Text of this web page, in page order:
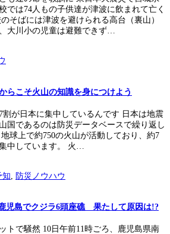
では74人もの子供達が津波に飲まれて亡く
そばには津波を避けられる高台（裏山）
大川小の児童は避難できず…
らこそ火山の知識を身につけよう
割が日本に集中しているんです 日本は地震
国であるのは防災データベースで繰り返し
球上で約750の火山が活動しており、約7
中しています。 火…
知
防災ノウハウ
児島でクジラ6頭座礁 果たして原因は!?
トで騒然 10日午前11時ごろ、鹿児島県南